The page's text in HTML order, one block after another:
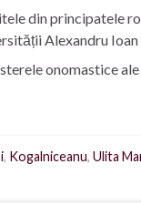
din principatele
Alexandru
onomastice ale
, Kogalniceanu, Ulita